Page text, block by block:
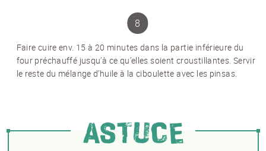
Faire cuire env. 15 à 20 minutes dans la partie inférieure du
four préchauffé jusqu’à ce qu’elles soient croustillantes. Servir
le reste du mélange d’huile à la ciboulette avec les pinsas.
ASTUCE